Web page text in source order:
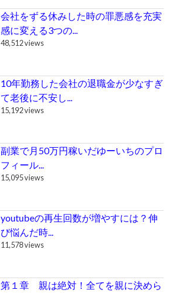
会社をずる休みした時の罪悪感を充実
感に変える3つの...
48,512 views
10年勤務した会社の退職金が少なすぎ
て老後に不安し...
15,192 views
副業で月50万円稼いだゆーいちのプロ
フィール...
15,095 views
youtubeの再生回数が増やすには？伸
び悩んだ時...
11,578 views
第１章 親は絶対！全てを親に決めら